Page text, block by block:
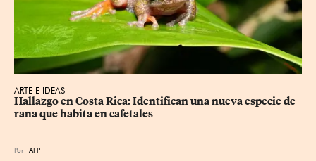
ARTE E IDEAS
Hallazgo en Costa Rica: Identifican una nueva especie de
rana que habita en cafetales
Por AFP